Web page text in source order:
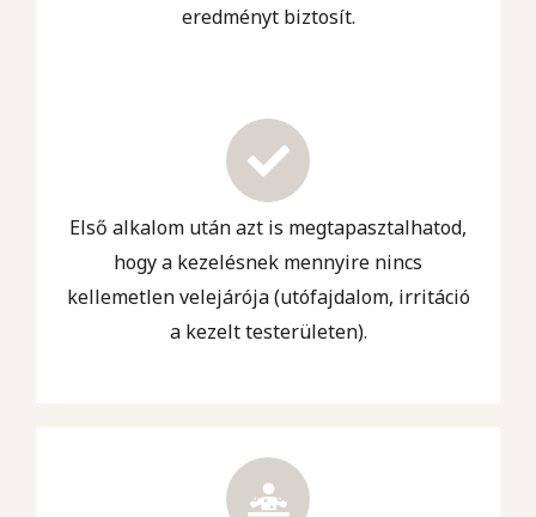
eredményt biztosít.
Első alkalom után azt is megtapasztalhatod,
hogy a kezelésnek mennyire nincs
kellemetlen velejárója (utófajdalom, irritáció
a kezelt testerületen).